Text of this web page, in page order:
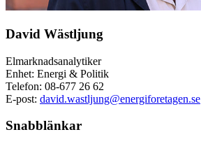
David Wästljung
Elmarknadsanalytiker
Enhet: Energi & Politik
Telefon: 08-677 26 62
E-post: david.wastljung@energiforetagen.se
Snabblänkar